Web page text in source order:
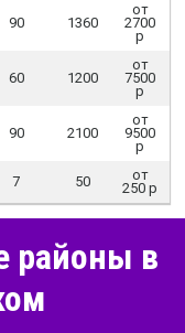
90 1360
от
2700
р
60 1200
от
7500
р
90 2100
от
9500
р
7 50
от
250 р
районы в